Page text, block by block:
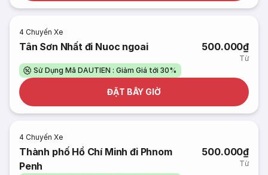
4 Chuyến Xe
Tân Sơn Nhất đi Nuoc ngoai 500.000₫
Từ
Sử Dụng Mã DAUTIEN : Giảm Giá tới 30%
ĐẶT BÂY GIỜ
4 Chuyến Xe
Thành phố Hồ Chí Minh đi Phnom
Penh
500.000₫
Từ